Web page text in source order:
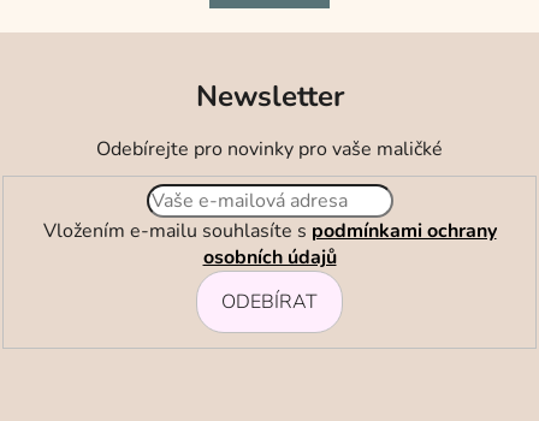
Newsletter
Odebírejte pro novinky pro vaše maličké
Vložením e-mailu souhlasíte s podmínkami ochrany
osobních údajů
ODEBÍRAT